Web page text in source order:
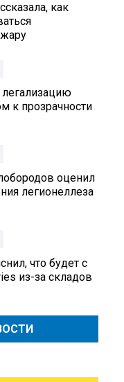
как
к прозрачности
оценил
легионеллеза
что будет с
из-за складов